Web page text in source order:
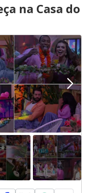
na Casa do